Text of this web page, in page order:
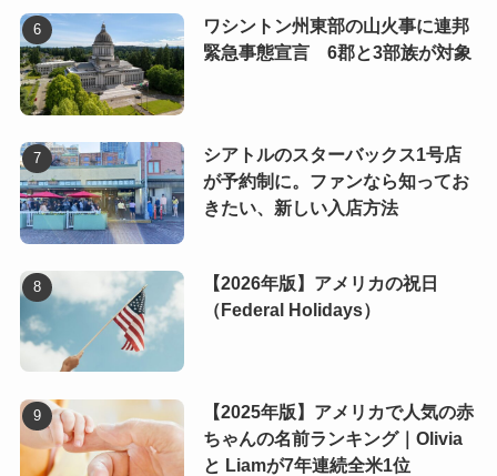
ワシントン州東部の山火事に連邦
緊急事態宣言 6郡と3部族が対象
シアトルのスターバックス1号店
が予約制に。ファンなら知ってお
きたい、新しい入店方法
【2026年版】アメリカの祝日
（Federal Holidays）
【2025年版】アメリカで人気の赤
ちゃんの名前ランキング｜Olivia
と Liamが7年連続全米1位